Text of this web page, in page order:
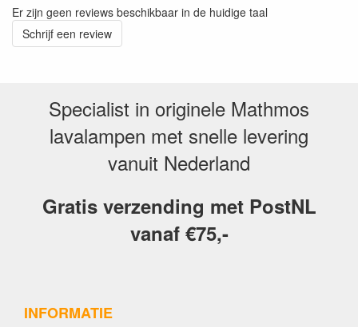
Er zijn geen reviews beschikbaar in de huidige taal
Schrijf een review
Specialist in originele Mathmos
lavalampen met snelle levering
vanuit Nederland
Gratis verzending met PostNL
vanaf €75,-
INFORMATIE